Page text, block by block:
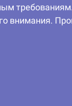
внимания.